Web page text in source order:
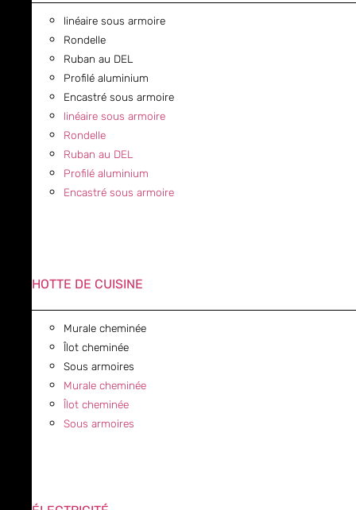
linéaire sous armoire
Rondelle
Ruban au DEL
Profilé aluminium
Encastré sous armoire
linéaire sous armoire
Rondelle
Ruban au DEL
Profilé aluminium
Encastré sous armoire
HOTTE DE CUISINE
Murale cheminée
Îlot cheminée
Sous armoires
Murale cheminée
Îlot cheminée
Sous armoires